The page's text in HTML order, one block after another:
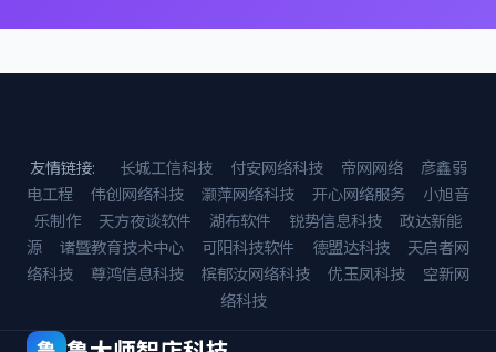
友情链接: 长城工信科技 付安网络科技 帝网网络
彦鑫弱
电工程
伟创网络科技 灏萍网络科技 开心网络服务
小旭音
乐制作
天方夜谈软件 湖布软件 锐势信息科技
政达新能
源
诸暨教育技术中心 可阳科技软件 德盟达科技
天启者网
络科技
尊鸿信息科技 槟郁汝网络科技 优玉凤科技
空新网
络科技